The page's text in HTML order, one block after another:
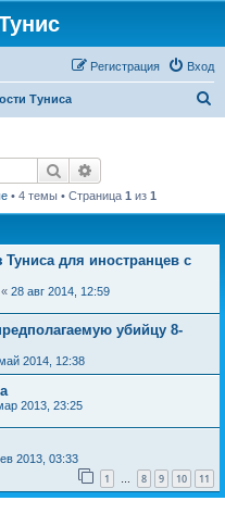
Вход
Регистрация
Туниса
Поиск
• 4 темы • Страница 1 из 1
для иностранцев с
« 28 авг 2014, 12:59
убийцу 8-
2014, 12:38
2013, 23:25
2013, 03:33
1 … 8 9 10 11